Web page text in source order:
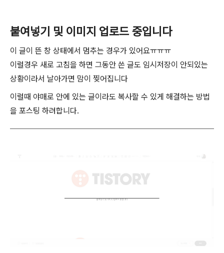
붙여넣기 및 이미지 업로드 중입니다
이 글이 뜬 창 상태에서 멈추는 경우가 있어요ㅠㅠㅠ
이럴경우 새로 고침을 하면 그동안 쓴 글도 임시저장이 안되있는
상황이라서 날아가면 맘이 찢어집니다
이럴때 야매로 안에 있는 글이라도 복사할 수 있게 해결하는 방법
을 포스팅 하려합니다.